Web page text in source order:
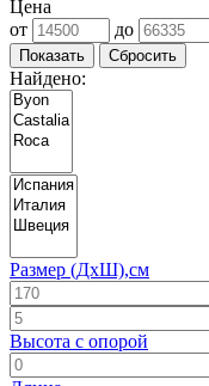
Цена
от
до
Найдено:
Размер (ДхШ),см
Высота с опорой